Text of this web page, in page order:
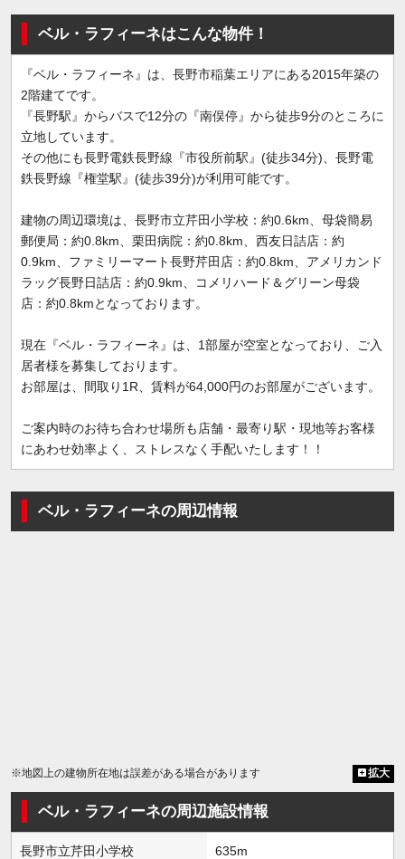
ベル・ラフィーネはこんな物件！
『ベル・ラフィーネ』は、長野市稲葉エリアにある2015年築の
2階建てです。
『長野駅』からバスで12分の『南俣停』から徒歩9分のところに
立地しています。
その他にも長野電鉄長野線『市役所前駅』(徒歩34分)、長野電
鉄長野線『権堂駅』(徒歩39分)が利用可能です。
建物の周辺環境は、長野市立芹田小学校：約0.6km、母袋簡易
郵便局：約0.8km、栗田病院：約0.8km、西友日詰店：約
0.9km、ファミリーマート長野芹田店：約0.8km、アメリカンド
ラッグ長野日詰店：約0.9km、コメリハード＆グリーン母袋
店：約0.8kmとなっております。
現在『ベル・ラフィーネ』は、1部屋が空室となっており、ご入
居者様を募集しております。
お部屋は、間取り1R、賃料が64,000円のお部屋がございます。
ご案内時のお待ち合わせ場所も店舗・最寄り駅・現地等お客様
にあわせ効率よく、ストレスなく手配いたします！！
ベル・ラフィーネの周辺情報
※地図上の建物所在地は誤差がある場合があります 拡大
ベル・ラフィーネの周辺施設情報
長野市立芹田小学校 635m